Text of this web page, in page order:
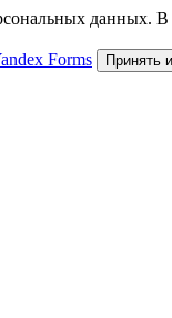
данных.
Forms Принять